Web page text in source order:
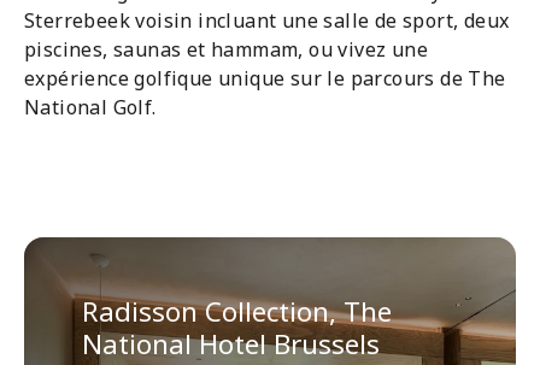
Sterrebeek voisin incluant une salle de sport, deux
piscines, saunas et hammam, ou vivez une
expérience golfique unique sur le parcours de The
National Golf.
Radisson Collection, The
National Hotel Brussels